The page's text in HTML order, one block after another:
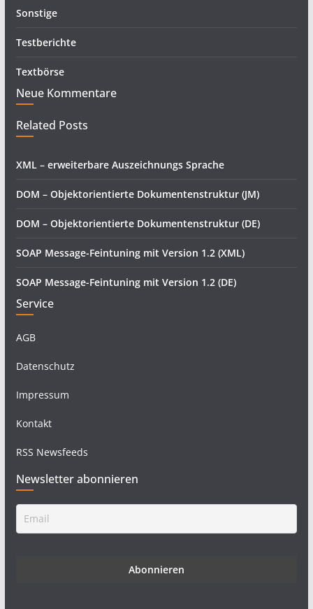
Sonstige
Testberichte
Textbörse
Neue Kommentare
Related Posts
XML – erweiterbare Auszeichnungs Sprache
DOM – Objektorientierte Dokumentenstruktur (JM)
DOM – Objektorientierte Dokumentenstruktur (DE)
SOAP Message-Feintuning mit Version 1.2 (XML)
SOAP Message-Feintuning mit Version 1.2 (DE)
Service
AGB
Datenschutz
Impressum
Kontakt
RSS Newsfeeds
Newsletter abonnieren